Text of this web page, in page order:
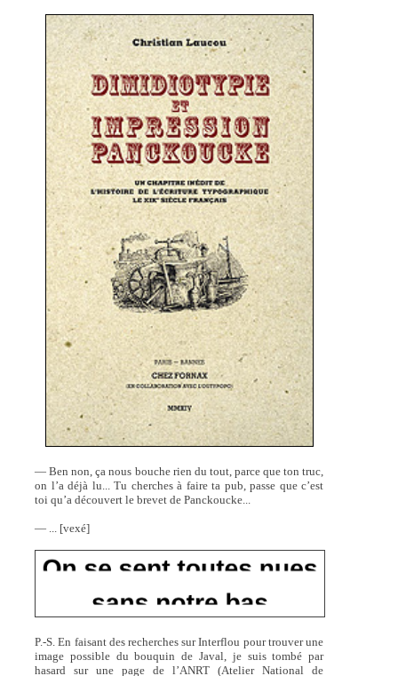
— Ben non, ça nous bouche rien du tout, parce que ton truc,
on l’a déjà lu... Tu cherches à faire ta pub, passe que c’est
toi qu’a découvert le brevet de Panckoucke...
— ... [vexé]
P.-S. En faisant des recherches sur Interflou pour trouver une
image possible du bouquin de Javal, je suis tombé par
hasard sur une page de l’ANRT (Atelier National de